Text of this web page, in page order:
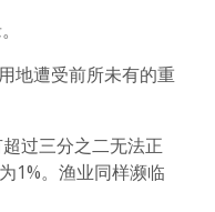
地遭受前所未有的重
过三分之二无法正
1%。渔业同样濒临